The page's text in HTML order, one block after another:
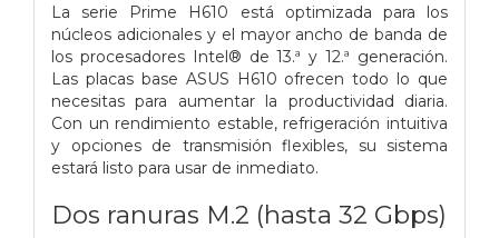
La serie Prime H610 está optimizada para los
núcleos adicionales y el mayor ancho de banda de
los procesadores Intel® de 13.ª y 12.ª generación.
Las placas base ASUS H610 ofrecen todo lo que
necesitas para aumentar la productividad diaria.
Con un rendimiento estable, refrigeración intuitiva
y opciones de transmisión flexibles, su sistema
estará listo para usar de inmediato.
Dos ranuras M.2 (hasta 32 Gbps)